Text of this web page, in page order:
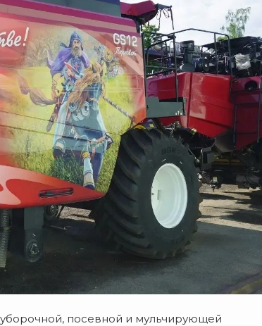
посевной и мульчирующей